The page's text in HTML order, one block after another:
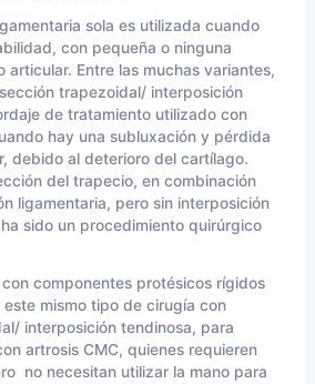
sola es utilizada cuando
con pequeña o ninguna
articular. Entre las muchas variantes,
trapezoidal/ interposición
de tratamiento utilizado con
hay una subluxación y pérdida
debido al deterioro del cartílago.
del trapecio, en combinación
ligamentaria, pero sin interposición
sido un procedimiento quirúrgico
componentes protésicos rígidos
mismo tipo de cirugía con
interposición tendinosa, para
artrosis CMC, quienes requieren
no necesitan utilizar la mano para